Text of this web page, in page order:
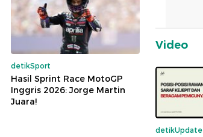
detikSport
Hasil Sprint Race MotoGP
Inggris 2026: Jorge Martin
Juara!
Video
detikUpdate